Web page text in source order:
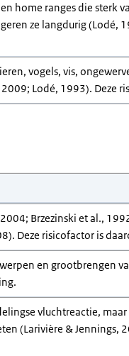
home ranges die sterk
ze langdurig (Lodé,
vogels, vis,
Lodé, 1993). Deze
Brzezinski et al.,
Deze risicofactor is
en grootbrengen
vluchtreactie,
(Larivière & Jennings,